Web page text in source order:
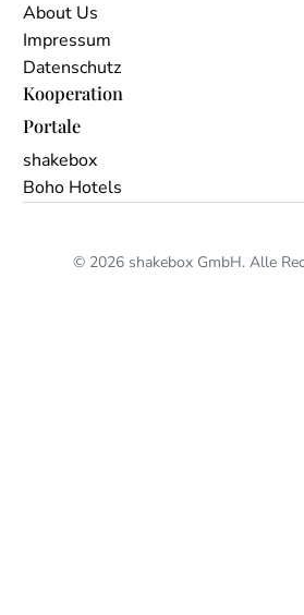
About Us
Impressum
Datenschutz
Kooperation
Portale
shakebox
Boho Hotels
© 2026 shakebox GmbH. Alle